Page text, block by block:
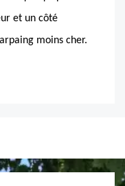
et un côté
moins cher.